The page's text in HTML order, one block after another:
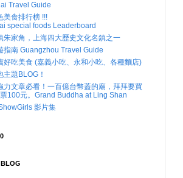
Travel Guide
美食排行榜 !!!
special foods Leaderboard
朱家角，上海四大歷史文化名鎮之一
指南 Guangzhou Travel Guide
好吃美食 (嘉義小吃、永和小吃、各種麵店)
主題BLOG！
力文章必看！一百億台幣蓋的廟，拜拜要買
100元。Grand Buddha at Ling Shan
影片集
BLOG